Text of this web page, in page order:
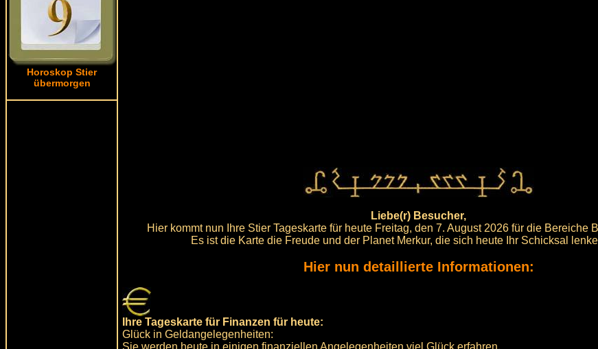
Horoskop Stier
übermorgen
Liebe(r) Besucher,
Hier kommt nun Ihre Stier Tageskarte für heute Freitag, den 7. August 2026 für die Bereiche
Es ist die Karte die Freude und der Planet Merkur, die sich heute Ihr Schicksal
Hier nun detaillierte Informationen:
Ihre Tageskarte für Finanzen für heute:
Glück in Geldangelegenheiten:
Sie werden heute in einigen finanziellen Angelegenheiten viel Glück erfahren.